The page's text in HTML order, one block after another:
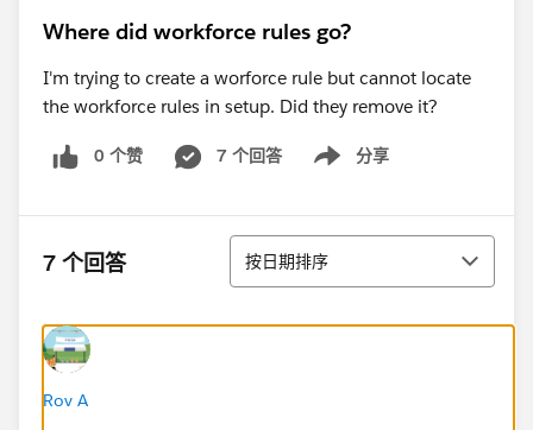
Where did workforce rules go?
I'm trying to create a worforce rule but cannot locate
the workforce rules in setup. Did they remove it?
0 个赞 7 个回答 分享
Show menu
7 个回答 排序
按日期排序
Rov A